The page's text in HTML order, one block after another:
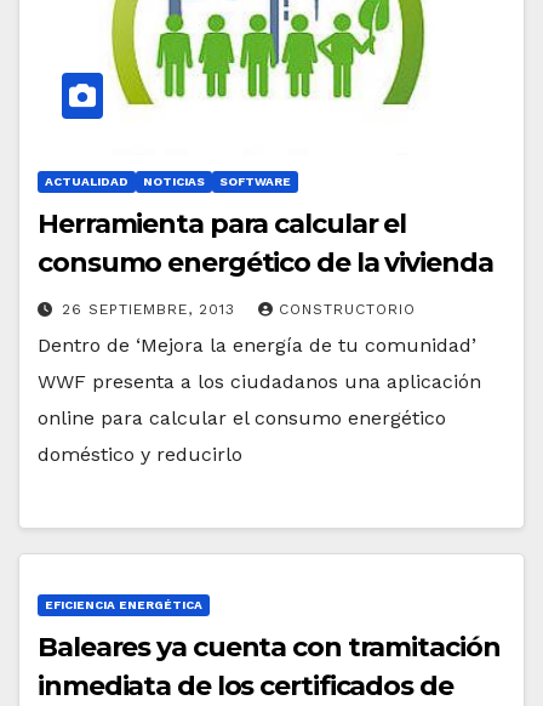
ACTUALIDAD NOTICIAS SOFTWARE
Herramienta para calcular el
consumo energético de la vivienda
26 SEPTIEMBRE, 2013 CONSTRUCTORIO
Dentro de ‘Mejora la energía de tu comunidad’
WWF presenta a los ciudadanos una aplicación
online para calcular el consumo energético
doméstico y reducirlo
EFICIENCIA ENERGÉTICA
Baleares ya cuenta con tramitación
inmediata de los certificados de